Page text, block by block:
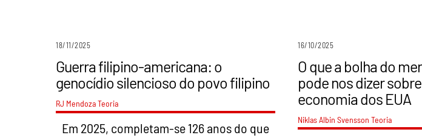
18/11/2025
Guerra filipino-americana: o
genocídio silencioso do povo filipino
RJ MendozaTeoria
Em 2025, completam-se 126 anos do que
16/10/2025
O que a bolha do
pode nos dizer
economia dos EUA
Niklas Albin Svensson Teoria